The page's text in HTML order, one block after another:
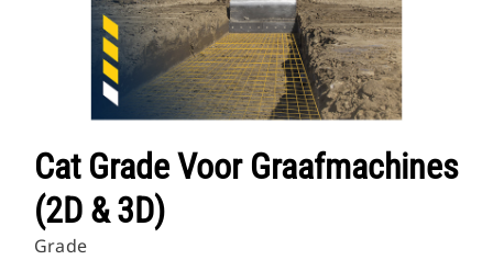
Cat Grade Voor Graafmachines
(2D & 3D)
Grade